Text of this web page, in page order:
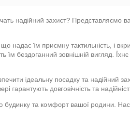
надійний захист?
надає їм приємну тактильність, і
бездоганний зовнішній вигляд.
ідеальну посадку та надійний
гарантують довговічність та
та комфорт вашої родини.